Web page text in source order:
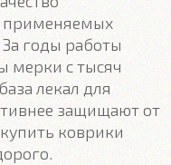
применяемых
годы работы
мерки с тысяч
лекал для
защищают от
коврики